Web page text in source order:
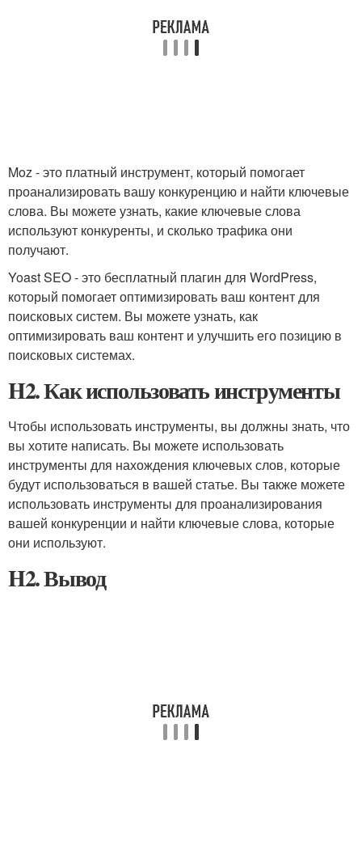
Moz - это платный инструмент, который помогает
проанализировать вашу конкуренцию и найти ключевые
слова. Вы можете узнать, какие ключевые слова
используют конкуренты, и сколько трафика они
получают.
Yoast SEO - это бесплатный плагин для WordPress,
который помогает оптимизировать ваш контент для
поисковых систем. Вы можете узнать, как
оптимизировать ваш контент и улучшить его позицию в
поисковых системах.
H2. Как использовать инструменты
Чтобы использовать инструменты, вы должны знать, что
вы хотите написать. Вы можете использовать
инструменты для нахождения ключевых слов, которые
будут использоваться в вашей статье. Вы также можете
использовать инструменты для проанализирования
вашей конкуренции и найти ключевые слова, которые
они используют.
H2. Вывод